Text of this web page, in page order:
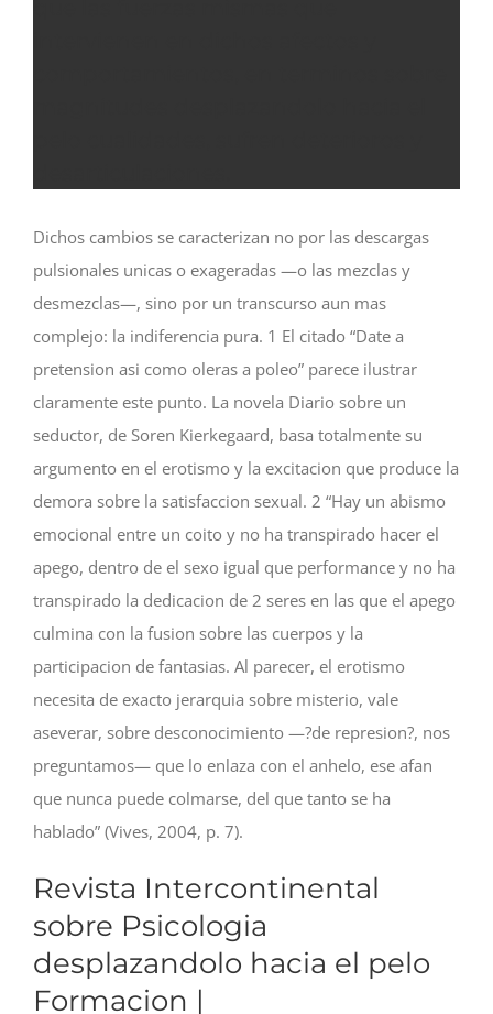
Dichos cambios se caracterizan no por las descargas
pulsionales unicas o exageradas —o las mezclas y
desmezclas—, sino por un transcurso aun mas
complejo: la indiferencia pura. 1 El citado “Date a
pretension asi­ como oleras a poleo” parece ilustrar
claramente este punto. La novela Diario sobre un
seductor, de Soren Kierkegaard, basa totalmente su
argumento en el erotismo y la excitacion que produce la
demora sobre la satisfaccion sexual. 2 “Hay un abismo
emocional entre un coito y no ha transpirado hacer el
apego, dentro de el sexo igual que performance y no ha
transpirado la dedicacion de 2 seres en las que el apego
culmina con la fusion sobre las cuerpos y la
participacion de fantasias. Al parecer, el erotismo
necesita de exacto jerarquia sobre misterio, vale
aseverar, sobre desconocimiento —?de represion?, nos
preguntamos— que lo enlaza con el anhelo, ese afan
que nunca puede colmarse, del que tanto se ha
hablado” (Vives, 2004, p. 7).
Revista Intercontinental
sobre Psicologia
desplazandolo hacia el pelo
Formacion |